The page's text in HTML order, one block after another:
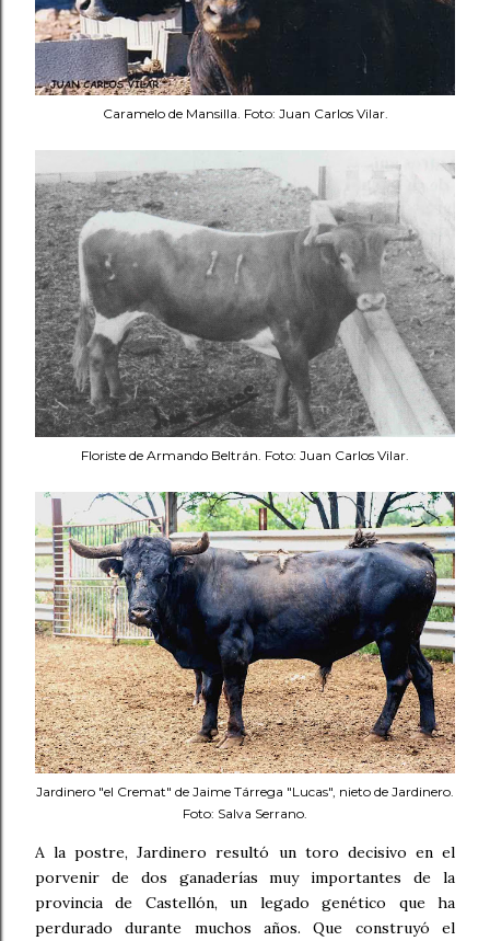
Caramelo de Mansilla. Foto: Juan Carlos Vilar.
Floriste de Armando Beltrán. Foto: Juan Carlos Vilar.
Jardinero "el Cremat" de Jaime Tárrega "Lucas", nieto de Jardinero.
Foto: Salva Serrano.
A la postre, Jardinero resultó un toro decisivo en el
porvenir de dos ganaderías muy importantes de la
provincia de Castellón, un legado genético que ha
perdurado durante muchos años. Que construyó el